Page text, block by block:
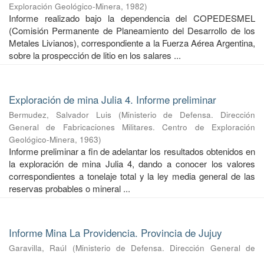
Exploración Geológico-Minera, 1982)
Informe realizado bajo la dependencia del COPEDESMEL
(Comisión Permanente de Planeamiento del Desarrollo de los
Metales Livianos), correspondiente a la Fuerza Aérea Argentina,
sobre la prospección de litio en los salares ...
Exploración de mina Julia 4. Informe preliminar
Bermudez, Salvador Luis (Ministerio de Defensa. Dirección
General de Fabricaciones Militares. Centro de Exploración
Geológico-Minera, 1963)
Informe preliminar a fin de adelantar los resultados obtenidos en
la exploración de mina Julia 4, dando a conocer los valores
correspondientes a tonelaje total y la ley media general de las
reservas probables o mineral ...
Informe Mina La Providencia. Provincia de Jujuy
Garavilla, Raúl (Ministerio de Defensa. Dirección General de